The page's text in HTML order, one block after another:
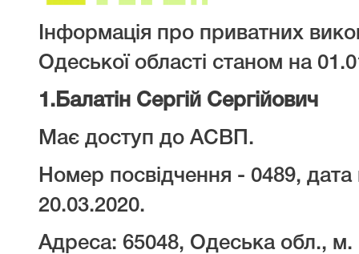
Інформація про приватних
Одеської області станом на
1. Балатін Сергій Сергійович
Має доступ до АСВП.
Номер посвідчення - 0489, дата
20.03.2020.
Адреса: 65048, Одеська обл.,